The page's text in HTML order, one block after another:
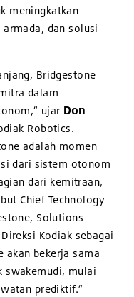
meningkatkan
dan solusi
Bridgestone
dalam
ujar Don
Robotics.
adalah momen
dari sistem otonom
dari kemitraan,
Chief Technology
Solutions
Kodiak sebagai
akan bekerja sama
swakemudi, mulai
prediktif.”